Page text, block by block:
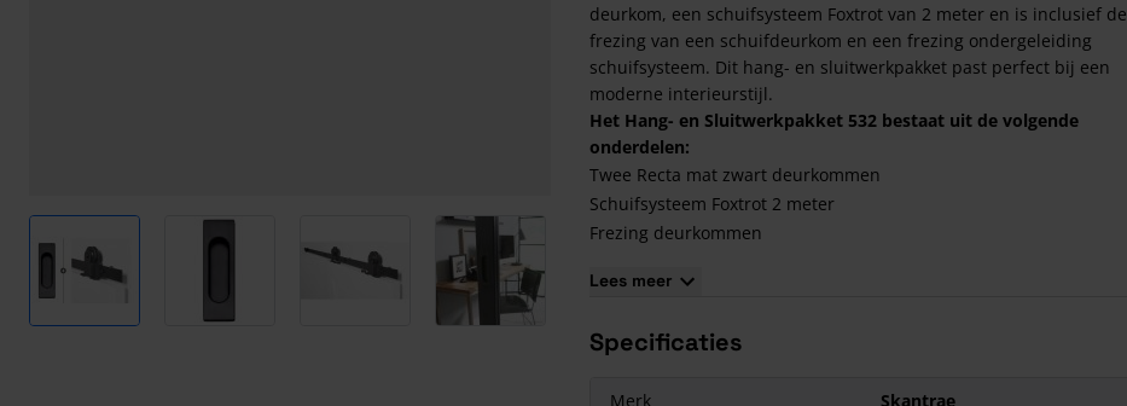
View larger imageView larger image View larger image View larger image
deurkom, een schuifsysteem Foxtrot van 2 meter en is inclusief de
frezing van een schuifdeurkom en een frezing ondergeleiding
schuifsysteem. Dit hang- en sluitwerkpakket past perfect bij een
moderne interieurstijl.
Het Hang- en Sluitwerkpakket 532 bestaat uit de volgende
onderdelen:
Twee Recta mat zwart deurkommen
Schuifsysteem Foxtrot 2 meter
Frezing deurkommen
Bestel 2x dit hang- en sluitwerkpakket.
Optioneel kiest u voor een aanslaglat dubbele schuifdeur.
Lees meer
Specificaties
Merk
Skantrae